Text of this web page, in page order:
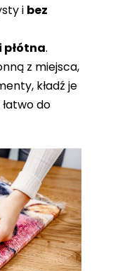
i bez
płótna.
z miejsca,
kładź je
do